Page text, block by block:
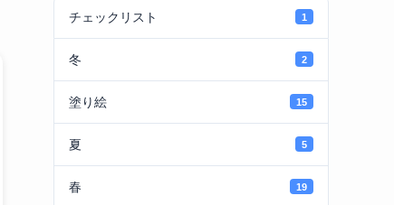
チェックリスト 1
冬 2
塗り絵 15
夏 5
春 19